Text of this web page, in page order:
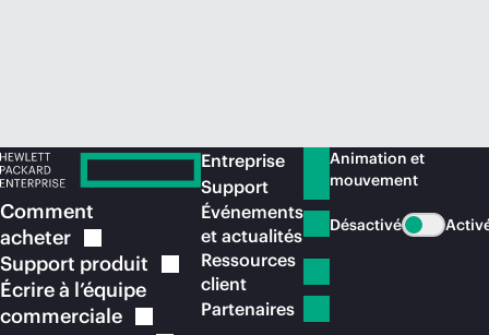
Comment
acheter
Support produit
Écrire à l’équipe
commerciale
Entreprise
Support
Événements
et actualités
Ressources
client
Partenaires
Animation et
mouvement
Désactivé